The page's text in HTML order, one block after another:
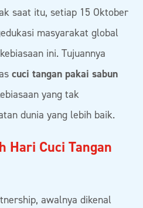
saat itu, setiap 15 Oktober
masyarakat global
ini. Tujuannya
cuci tangan pakai sabun
yang tak
dunia yang lebih baik.
Hari Cuci Tangan
awalnya dikenal